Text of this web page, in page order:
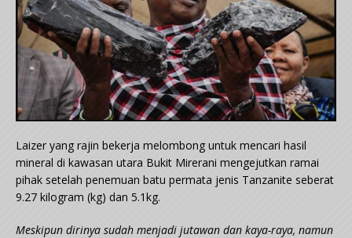
Laizer yang rajin bekerja melombong untuk mencari hasil
mineral di kawasan utara Bukit Mirerani mengejutkan ramai
pihak setelah penemuan batu permata jenis Tanzanite seberat
9.27 kilogram (kg) dan 5.1kg.
Meskipun dirinya sudah menjadi jutawan dan kaya-raya, namun